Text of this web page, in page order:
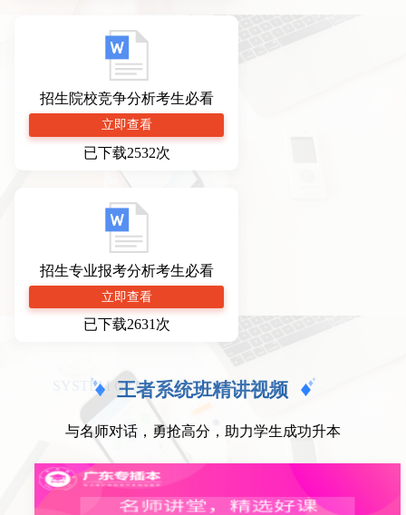
招生院校竞争分析考生必看
立即查看
已下载2532次
招生专业报考分析考生必看
立即查看
已下载2631次
SYSTEM CLASS LECTURE VIDEO
王者系统班精讲视频
与名师对话，勇抢高分，助力学生成功升本